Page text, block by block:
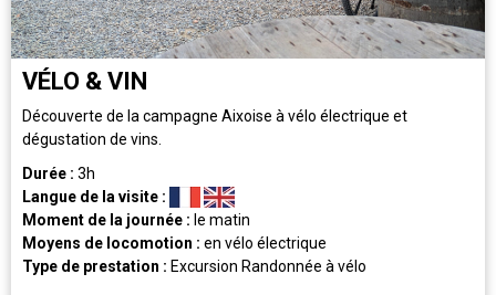
VÉLO & VIN
Découverte de la campagne Aixoise à vélo électrique et
dégustation de vins.
Durée : 3h
Langue de la visite :
Moment de la journée : le matin
Moyens de locomotion : en vélo électrique
Type de prestation : Excursion Randonnée à vélo